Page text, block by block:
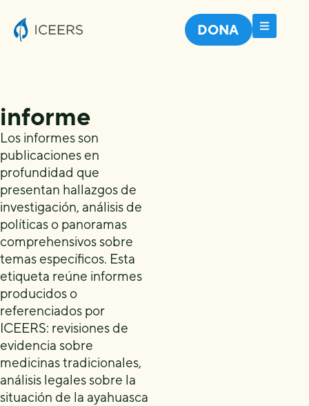
DONA
informe
Los informes son
publicaciones en
profundidad que
presentan hallazgos de
investigación, análisis de
políticas o panoramas
comprehensivos sobre
temas específicos. Esta
etiqueta reúne informes
producidos o
referenciados por
ICEERS: revisiones de
evidencia sobre
medicinas tradicionales,
análisis legales sobre la
situación de la ayahuasca